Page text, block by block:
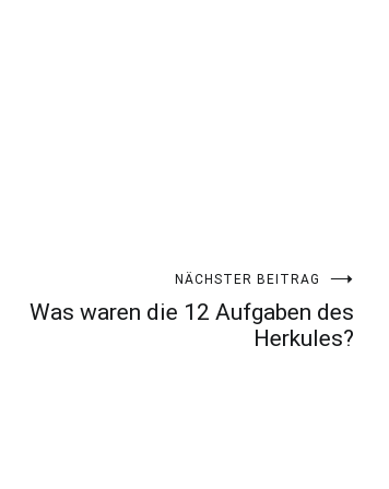
NÄCHSTER BEITRAG
Was waren die 12 Aufgaben des
Herkules?